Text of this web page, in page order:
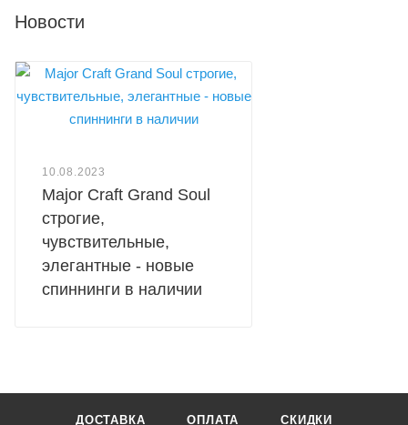
Новости
10.08.2023
Major Craft Grand Soul
строгие,
чувствительные,
элегантные - новые
спиннинги в наличии
ДОСТАВКА ОПЛАТА СКИДКИ